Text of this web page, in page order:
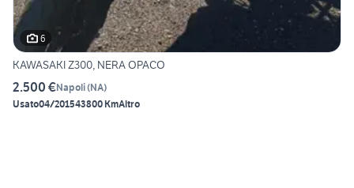
6
KAWASAKI Z300, NERA OPACO
2.500 €Napoli(NA)
Usato04/201543800 KmAltro